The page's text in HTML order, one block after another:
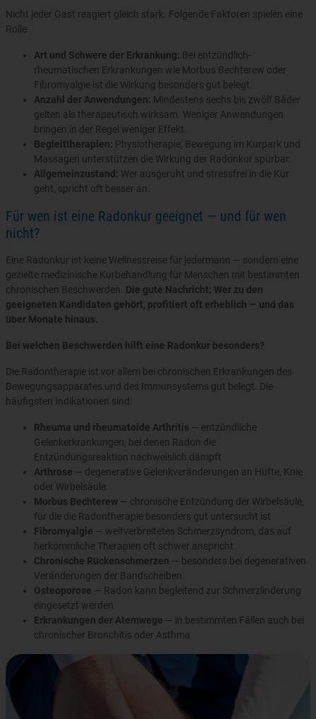
Nicht jeder Gast reagiert gleich stark. Folgende Faktoren spielen eine
Rolle:
Art und Schwere der Erkrankung: Bei entzündlich-
rheumatischen Erkrankungen wie Morbus Bechterew oder
Fibromyalgie ist die Wirkung besonders gut belegt.
Anzahl der Anwendungen: Mindestens sechs bis zwölf Bäder
gelten als therapeutisch wirksam. Weniger Anwendungen
bringen in der Regel weniger Effekt.
Begleittherapien: Physiotherapie, Bewegung im Kurpark und
Massagen unterstützen die Wirkung der Radonkur spürbar.
Allgemeinzustand: Wer ausgeruht und stressfrei in die Kur
geht, spricht oft besser an.
Für wen ist eine Radonkur geeignet — und für wen
nicht?
Eine Radonkur ist keine Wellnessreise für jedermann — sondern eine
gezielte medizinische Kurbehandlung für Menschen mit bestimmten
chronischen Beschwerden. Die gute Nachricht: Wer zu den
geeigneten Kandidaten gehört, profitiert oft erheblich — und das
über Monate hinaus.
Bei welchen Beschwerden hilft eine Radonkur besonders?
Die Radontherapie ist vor allem bei chronischen Erkrankungen des
Bewegungsapparates und des Immunsystems gut belegt. Die
häufigsten Indikationen sind:
Rheuma und rheumatoide Arthritis — entzündliche
Gelenkerkrankungen, bei denen Radon die
Entzündungsreaktion nachweislich dämpft
Arthrose — degenerative Gelenkveränderungen an Hüfte, Knie
oder Wirbelsäule
Morbus Bechterew — chronische Entzündung der Wirbelsäule,
für die die Radontherapie besonders gut untersucht ist
Fibromyalgie — weitverbreitetes Schmerzsyndrom, das auf
herkömmliche Therapien oft schwer anspricht
Chronische Rückenschmerzen — besonders bei degenerativen
Veränderungen der Bandscheiben
Osteoporose — Radon kann begleitend zur Schmerzlinderung
eingesetzt werden
Erkrankungen der Atemwege — in bestimmten Fällen auch bei
chronischer Bronchitis oder Asthma